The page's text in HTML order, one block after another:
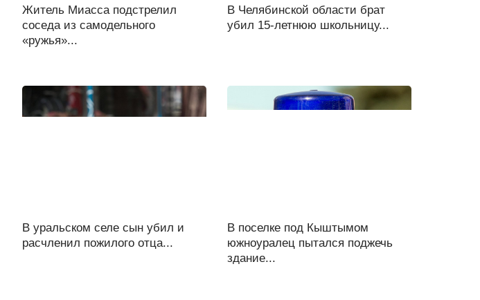
Житель Миасса подстрелил
соседа из самодельного
«ружья»...
В Челябинской области брат
убил 15-летнюю школьницу...
В уральском селе сын убил и
расчленил пожилого отца...
В поселке под Кыштымом
южноуралец пытался поджечь
здание...